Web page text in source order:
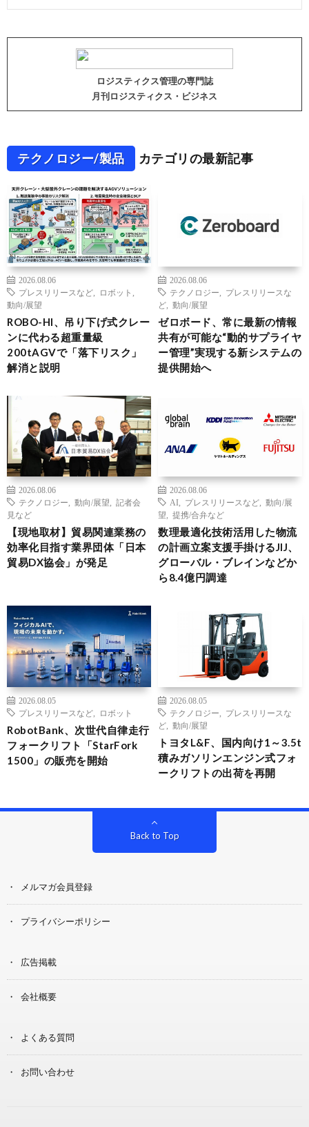
ロジスティクス管理の専門誌
月刊ロジスティクス・ビジネス
テクノロジー/製品 カテゴリの最新記事
2026.08.06
プレスリリースなど
ロボット
動向/展望
ROBO-HI、吊り下げ式クレー
ンに代わる超重量級
200tAGVで「落下リスク」
解消と説明
2026.08.06
テクノロジー
プレスリリースな
ど
動向/展望
ゼロボード、常に最新の情報
共有が可能な“動的サプライヤ
ー管理”実現する新システムの
提供開始へ
2026.08.06
テクノロジー
動向/展望
記者会
見など
【現地取材】貿易関連業務の
効率化目指す業界団体「日本
貿易DX協会」が発足
2026.08.06
AI
プレスリリースなど
動向/展
望
提携/合弁など
数理最適化技術活用した物流
の計画立案支援手掛けるJIJ、
グローバル・ブレインなどか
ら8.4億円調達
2026.08.05
プレスリリースなど
ロボット
RobotBank、次世代自律走行
フォークリフト「StarFork
1500」の販売を開始
2026.08.05
テクノロジー
プレスリリースな
ど
動向/展望
トヨタL&F、国内向け1～3.5t
積みガソリンエンジン式フォ
ークリフトの出荷を再開
Back to Top
メルマガ会員登録
プライバシーポリシー
広告掲載
会社概要
よくある質問
お問い合わせ